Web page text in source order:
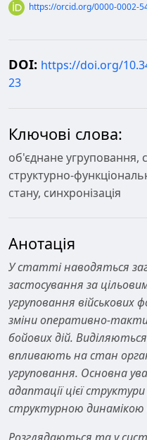
https://orcid.org/0000-0002-
DOI: https://doi.org/
23
Ключові слова:
об'єднане угруповання,
структурно-
стану, синхронізація
Анотація
У статті наводяться
застосування за
угруповання військових
зміни оперативно-
бойових дій.
впливають на стан
угруповання. Основна
адаптації цієї
структурною динамікою